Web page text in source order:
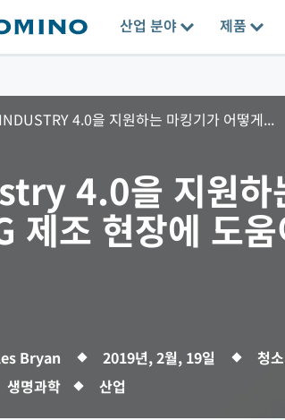
산업 분야 제품
INDUSTRY 4.0을 지원하는 마킹기가 어떻게...
4.0을 지원하
제조 현장에 도
Bryan 2019년, 2월, 19일 청
생명과학 산업